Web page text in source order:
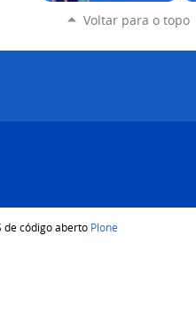
Voltar para o topo
de código aberto Plone